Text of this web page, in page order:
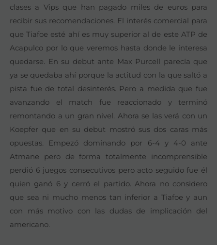
clases a Vips que han pagado miles de euros para
recibir sus recomendaciones. El interés comercial para
que Tiafoe esté ahí es muy superior al de este ATP de
Acapulco por lo que veremos hasta donde le interesa
quedarse. En su debut ante Max Purcell parecía que
ya se quedaba ahí porque la actitud con la que saltó a
pista fue de total desinterés. Pero a medida que fue
avanzando el match fue reaccionado y terminó
remontando a un gran nivel. Ahora se las verá con un
Koepfer que en su debut mostró sus dos caras más
opuestas. Empezó dominando por 6-4 y 4-0 ante
Atmane pero de forma totalmente incomprensible
perdió 6 juegos consecutivos pero acto seguido fue él
quien ganó 6 y cerró el partido. Ahora no considero
que sea ni mucho menos tan inferior a Tiafoe y aun
con más motivo con las dudas de implicación del
americano.